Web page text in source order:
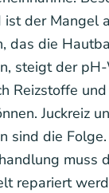
ist der Mangel
das die
steigt der
Reizstoffe
Juckreiz
sind die
muss
repariert